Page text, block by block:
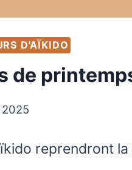
D'AÏKIDO
de
reprendront